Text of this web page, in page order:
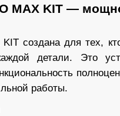
MAX KIT —
создана для тех,
детали. Это
работы.